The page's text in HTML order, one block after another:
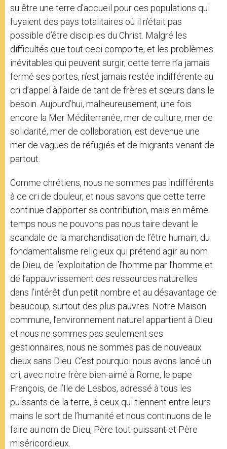
su être une terre d’accueil pour ces populations qui
fuyaient des pays totalitaires où il n’était pas
possible d’être disciples du Christ. Malgré les
difficultés que tout ceci comporte, et les problèmes
inévitables qui peuvent surgir, cette terre n’a jamais
fermé ses portes, n’est jamais restée indifférente au
cri d’appel à l’aide de tant de frères et sœurs dans le
besoin. Aujourd’hui, malheureusement, une fois
encore la Mer Méditerranée, mer de culture, mer de
solidarité, mer de collaboration, est devenue une
mer de vagues de réfugiés et de migrants venant de
partout.
Comme chrétiens, nous ne sommes pas indifférents
à ce cri de douleur, et nous savons que cette terre
continue d’apporter sa contribution, mais en même
temps nous ne pouvons pas nous taire devant le
scandale de la marchandisation de l’être humain, du
fondamentalisme religieux qui prétend agir au nom
de Dieu, de l’exploitation de l’homme par l’homme et
de l’appauvrissement des ressources naturelles
dans l’intérêt d’un petit nombre et au désavantage de
beaucoup, surtout des plus pauvres. Notre Maison
commune, l’environnement naturel appartient à Dieu
et nous ne sommes pas seulement ses
gestionnaires, nous ne sommes pas de nouveaux
dieux sans Dieu. C’est pourquoi nous avons lancé un
cri, avec notre frère bien-aimé à Rome, le pape
François, de l’Ile de Lesbos, adressé à tous les
puissants de la terre, à ceux qui tiennent entre leurs
mains le sort de l’humanité et nous continuons de le
faire au nom de Dieu, Père tout-puissant et Père
miséricordieux.